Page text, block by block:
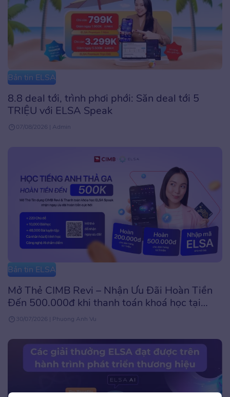
Bản tin ELSA
8.8 deal tới, trình phơi phới: Săn deal tới 5
TRIỆU với ELSA Speak
07/08/2026 | Admin
Bản tin ELSA
Mở Thẻ CIMB Revi – Nhận Ưu Đãi Hoàn Tiền
Đến 500.000đ khi thanh toán khoá học tại
ELSA Speak
30/07/2026 | Phuong Anh Vu